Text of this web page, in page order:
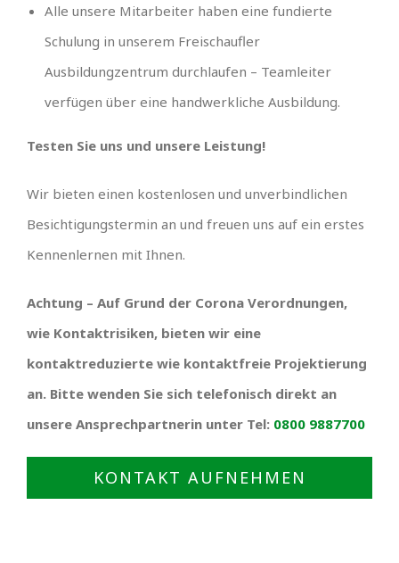
Alle unsere Mitarbeiter haben eine fundierte
Schulung in unserem Freischaufler
Ausbildungzentrum durchlaufen – Teamleiter
verfügen über eine handwerkliche Ausbildung.
Testen Sie uns und unsere Leistung!
Wir bieten einen kostenlosen und unverbindlichen
Besichtigungstermin an und freuen uns auf ein erstes
Kennenlernen mit Ihnen.
Achtung – Auf Grund der Corona Verordnungen,
wie Kontaktrisiken, bieten wir eine
kontaktreduzierte wie kontaktfreie Projektierung
an. Bitte wenden Sie sich telefonisch direkt an
unsere Ansprechpartnerin unter Tel: 0800 9887700
KONTAKT AUFNEHMEN